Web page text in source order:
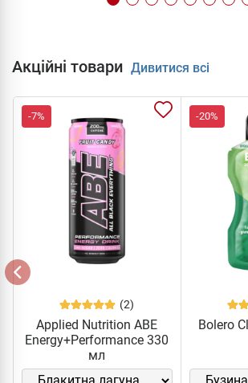
Акційні товари Дивитися всі
-7%
(2)
Applied Nutrition ABE
Energy+Performance 330
мл
-20%
Bolero